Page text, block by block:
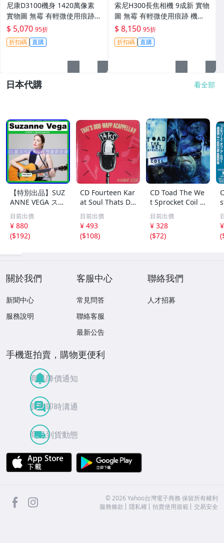
尼康D3100機身 1420萬像素
實物圖 無霉 有輕微使用痕跡
機身原裝 無拆修無翻新 臨-34
3
$ 5,070 95折
折扣碼 直購
索尼H300長焦相機 9成新 實物
圖 無霉 有輕微使用痕跡 機身
鏡頭原裝 無拆修無翻新-3430
$ 8,150 95折
折扣碼 直購
日本代購 看全部
【特別出品】SUZ
ANNE VEGA スザ
ンヌ・ヴェガ 精
選集 100歌 音楽D
L(MP3CD)☆
目前出價
¥ 880
($192)
CD Fourteen Kar
at Soul Thats Do
o-Wapp Acappel
la PCCY00374 Ca
nyon Internatio
nal /00110
目前出價
¥ 493
($108)
CD Toad The We
t Sprocket Coil C
K67862 Columbi
a /00110
目前出價
¥ 328
($72)
(
關於我們
新聞中心
服務說明
客服中心
常見問答
聯絡客服
最新公告
聯絡我們
人才招募
手機逛拍賣，購物更便利
商品降價通知
買賣即時溝通
商品到貨動態
APP Store
facebook ©2026 Yahoo台灣電子商務 保留所有權利
服務條款
隱私權 拍賣使用規範 交易安全